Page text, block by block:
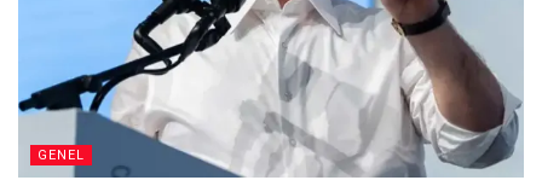
GENEL